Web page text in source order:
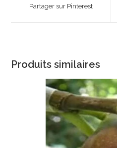
Partager sur Pinterest
Produits similaires